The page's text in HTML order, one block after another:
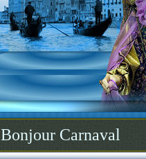
Bonjour Carnaval